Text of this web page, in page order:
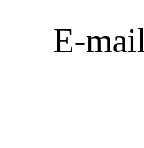
E-